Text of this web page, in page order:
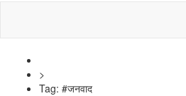
>
Tag: #जनवाद